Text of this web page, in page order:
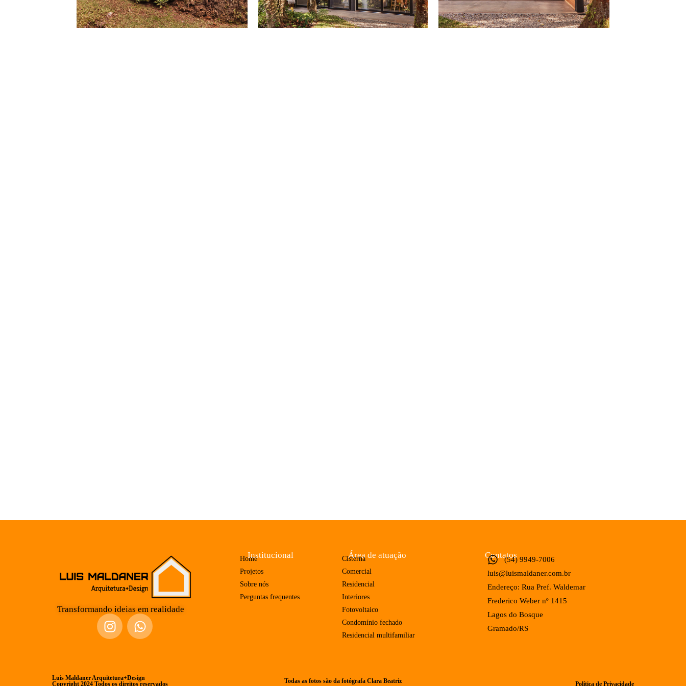
Transformando ideias em realidade
Home
Projetos
Sobre nós
Perguntas frequentes
Institucional Área de atuação
Cisterna
Comercial
Residencial
Interiores
Fotovoltaico
Condomínio fechado
Residencial multifamiliar
Contatos(54) 9949-7006
luis@luismaldaner.com.br
Endereço: Rua Pref. Waldemar
Frederico Weber nº 1415
Lagos do Bosque
Gramado/RS
Luis Maldaner Arquitetura+Design
Copyright 2024 Todos os direitos reservados
Todas as fotos são da fotógrafa Clara Beatriz Política de Privacidade